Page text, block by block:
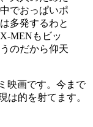
でおっぱいポ
多発するわと
MENもビッ
のだから仰天
映画です。今まで
は的を射てます。